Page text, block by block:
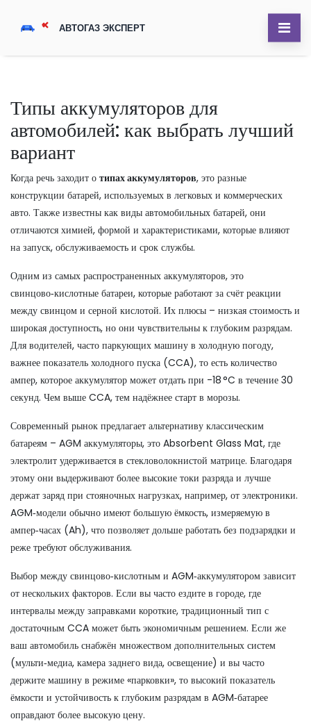
Типы аккумуляторов для
автомобилей: как выбрать лучший
вариант
Когда речь заходит о типах аккумуляторов, это разные
конструкции батарей, используемых в легковых и коммерческих
авто. Также известны как виды автомобильных батарей, они
отличаются химией, формой и характеристиками, которые влияют
на запуск, обслуживаемость и срок службы.
Одним из самых распространенных аккумуляторов, это
свинцово‑кислотные батареи, которые работают за счёт реакции
между свинцом и серной кислотой. Их плюсы – низкая стоимость и
широкая доступность, но они чувствительны к глубоким разрядам.
Для водителей, часто паркующих машину в холодную погоду,
важнее показатель холодного пуска (CCA), то есть количество
ампер, которое аккумулятор может отдать при -18 °C в течение 30
секунд. Чем выше CCA, тем надёжнее старт в морозы.
Современный рынок предлагает альтернативу классическим
батареям – AGM аккумуляторы, это Absorbent Glass Mat, где
электролит удерживается в стекловолокнистой матрице. Благодаря
этому они выдерживают более высокие токи разряда и лучше
держат заряд при стояночных нагрузках, например, от электроники.
AGM‑модели обычно имеют большую ёмкость, измеряемую в
ампер‑часах (Ah), что позволяет дольше работать без подзарядки и
реже требуют обслуживания.
Выбор между свинцово‑кислотным и AGM‑аккумулятором зависит
от нескольких факторов. Если вы часто ездите в городе, где
интервалы между заправками короткие, традиционный тип с
достаточным CCA может быть экономичным решением. Если же
ваш автомобиль снабжён множеством дополнительных систем
(мульти‑медиа, камера заднего вида, освещение) и вы часто
держите машину в режиме «парковки», то высокий показатель
ёмкости и устойчивость к глубоким разрядам в AGM‑батарее
оправдают более высокую цену.